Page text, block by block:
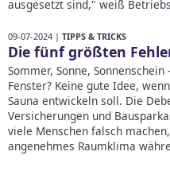
ausgesetzt sind," weiß
09-07-2024 | TIPPS & TRICKS
Die fünf größten
Sommer, Sonne,
Fenster? Keine gute Idee,
Sauna entwickeln soll. Die
Versicherungen und
viele Menschen falsch
angenehmes Raumklima